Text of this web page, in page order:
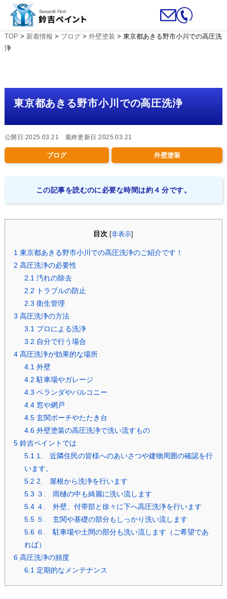
TOP > 新着情報 > ブログ> 外壁塗装 > 東京都あきる野市小川での高圧洗
浄
東京都あきる野市小川での高圧洗浄
公開日:2025.03.21 最終更新日:2025.03.21
ブログ 外壁塗装
この記事を読むのに必要な時間は約 4 分です。
目次 [非表示
1東京都あきる野市小川での高圧洗浄のご紹介です！
2 高圧洗浄の必要性
2.1汚れの除去
2.2 トラブルの防止
2.3 衛生管理
3 高圧洗浄の方法
3.1プロによる洗浄
3.2 自分で行う場合
4高圧洗浄が効果的な場所
4.1外壁
4.2 駐車場やガレージ
4.3 ベランダやバルコニー
4.4窓や網戸
4.5玄関ポーチやたたき台
4.6外壁塗装の高圧洗浄で洗い流すもの
5鈴吉ペイントでは
5.11. 近隣住民の皆様へのあいさつや建物周囲の確認を行
います。
5.2 2. 屋根から洗浄を行います
5.3 ３. 雨樋の中も綺麗に洗い流します
5.4４. 外壁、付帯部と徐々に下へ高圧洗浄を行います
5.5５. 玄関や基礎の部分もしっかり洗い流します
5.6６. 駐車場や土間の部分も洗い流します（ご希望であ
れば）
6高圧洗浄の頻度
6.1定期的なメンテナンス